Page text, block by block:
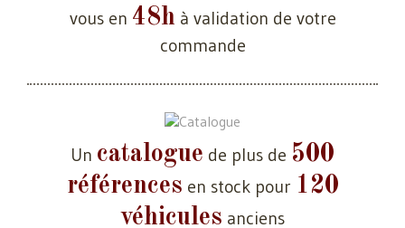
vous en 48h à validation de votre
commande
Un catalogue de plus de 500
références en stock pour 120
véhicules anciens